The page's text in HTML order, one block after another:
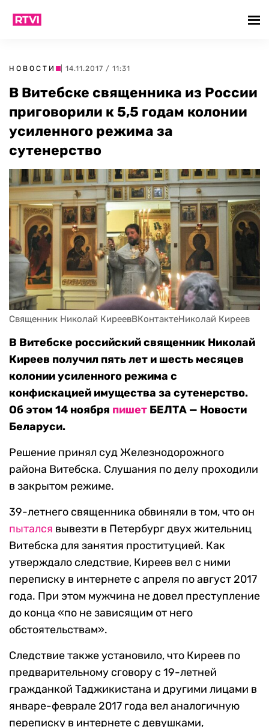
НОВОСТИ | 14.11.2017 / 11:31
В Витебске священника из России
приговорили к 5,5 годам колонии
усиленного режима за
сутенерство
Священник Николай КиреевВКонтактеНиколай Киреев
В Витебске российский священник Николай
Киреев получил пять лет и шесть месяцев
колонии усиленного режима с
конфискацией имущества за сутенерство.
Об этом 14 ноября пишет БЕЛТА — Новости
Беларуси.
Решение принял суд Железнодорожного
района Витебска. Слушания по делу проходили
в закрытом режиме.
39-летнего священника обвиняли в том, что он
пытался вывезти в Петербург двух жительниц
Витебска для занятия проституцией. Как
утверждало следствие, Киреев вел с ними
переписку в интернете с апреля по август 2017
года. При этом мужчина не довел преступление
до конца «по не зависящим от него
обстоятельствам».
Следствие также установило, что Киреев по
предварительному сговору с 19-летней
гражданкой Таджикистана и другими лицами в
январе-феврале 2017 года вел аналогичную
переписку в интернете с девушками,